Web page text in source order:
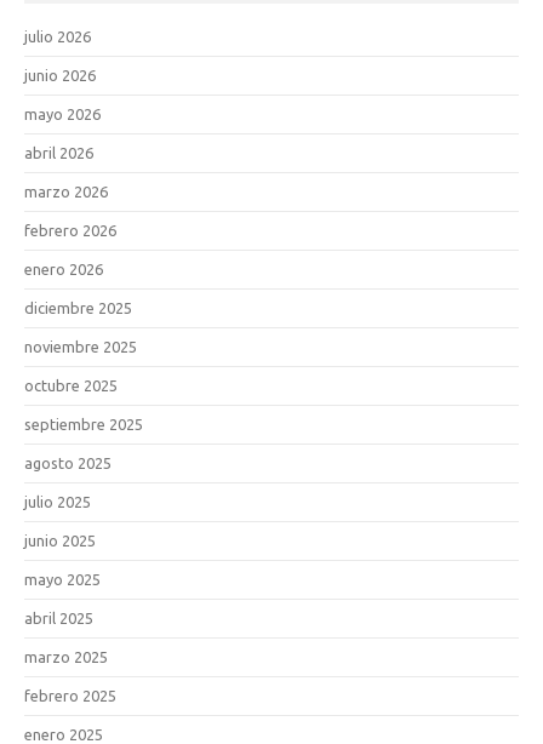
julio 2026
junio 2026
mayo 2026
abril 2026
marzo 2026
febrero 2026
enero 2026
diciembre 2025
noviembre 2025
octubre 2025
septiembre 2025
agosto 2025
julio 2025
junio 2025
mayo 2025
abril 2025
marzo 2025
febrero 2025
enero 2025